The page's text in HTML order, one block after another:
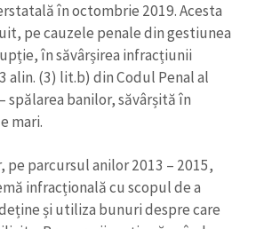
Despre ZdG
în octombrie 2019. Acesta
pe cauzele penale din gestiunea
în săvârșirea infracțiunii
alin. (3) lit.b) din Codul Penal al
spălarea banilor, săvârșită în
mari.
parcursul anilor 2013 – 2015,
infracțională cu scopul de a
și utiliza bunuri despre care